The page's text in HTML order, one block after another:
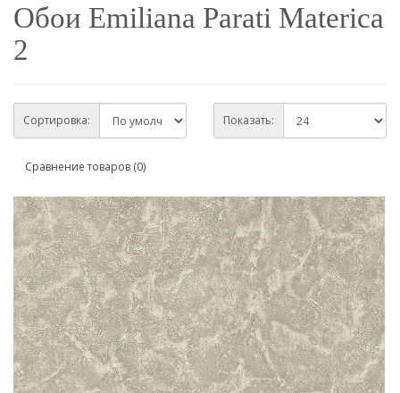
Обои Emiliana Parati Materica
2
Сортировка: Показать:
Сравнение товаров (0)